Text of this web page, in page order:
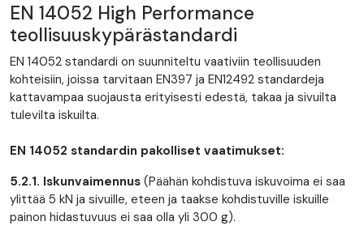
EN 14052 High Performance
teollisuuskypärästandardi
EN 14052 standardi on suunniteltu vaativiin teollisuuden
kohteisiin, joissa tarvitaan EN397 ja EN12492 standardeja
kattavampaa suojausta erityisesti edestä, takaa ja sivuilta
tulevilta iskuilta.
EN 14052 standardin pakolliset vaatimukset:
5.2.1. Iskunvaimennus (Päähän kohdistuva iskuvoima ei saa
ylittää 5 kN ja sivuille, eteen ja taakse kohdistuville iskuille
painon hidastuvuus ei saa olla yli 300 g).